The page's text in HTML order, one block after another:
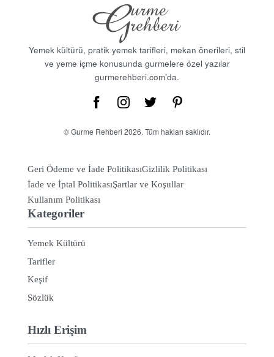
Yemek kültürü, pratik yemek tarifleri, mekan önerileri, stil
ve yeme içme konusunda gurmelere özel yazılar
gurmerehberi.com’da.
© Gurme Rehberi 2026. Tüm hakları saklıdır.
Geri Ödeme ve İade PolitikasıGizlilik Politikası
İade ve İptal PolitikasıŞartlar ve Koşullar
Kullanım Politikası
Kategoriler
Yemek Kültürü
Tarifler
Keşif
Sözlük
Hızlı Erişim